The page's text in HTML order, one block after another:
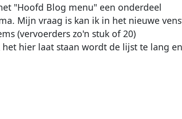
"Hoofd Blog menu" een onderdeel
Mijn vraag is kan ik in het nieuwe
(vervoerders zo'n stuk of 20)
hier laat staan wordt de lijst te lang